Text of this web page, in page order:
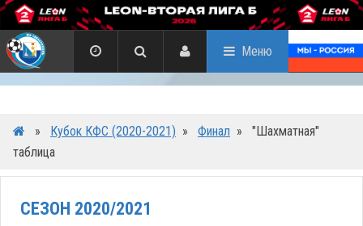
Меню
» Кубок КФС (2020-2021) » Финал »
"Шахматная"
таблица
СЕЗОН 2020/2021